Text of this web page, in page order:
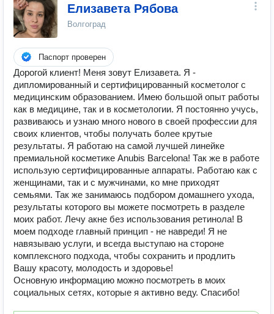
Елизавета Рябова
Волгоград
Паспорт проверен
Дорогой клиент! Меня зовут Елизавета. Я -
дипломированный и сертифицированный косметолог с
медицинским образованием. Имею большой опыт работы
как в медицине, так и в косметологии. Я постоянно учусь,
развиваюсь и узнаю много нового в своей профессии для
своих клиентов, чтобы получать более крутые
результаты. Я работаю на самой лучшей линейке
премиальной косметике Anubis Barcelona! Так же в работе
использую сертифицированные аппараты. Работаю как с
женщинами, так и с мужчинами, ко мне приходят
семьями. Так же занимаюсь подбором домашнего ухода,
результаты которого вы можете посмотреть в разделе
моих работ. Лечу акне без использования ретинола! В
моем подходе главный принцип - не навреди! Я не
навязываю услуги, и всегда выступаю на стороне
комплексного подхода, чтобы сохранить и продлить
Вашу красоту, молодость и здоровье!
Основную информацию можно посмотреть в моих
социальных сетях, которые я активно веду. Спасибо!